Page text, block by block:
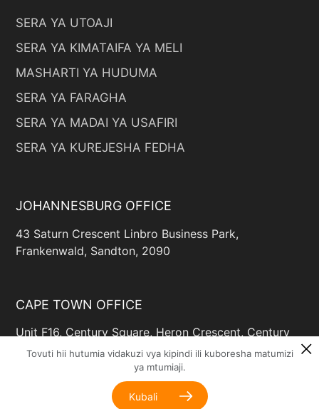
SERA YA UTOAJI
SERA YA KIMATAIFA YA MELI
MASHARTI YA HUDUMA
SERA YA FARAGHA
SERA YA MADAI YA USAFIRI
SERA YA KUREJESHA FEDHA
JOHANNESBURG OFFICE
43 Saturn Crescent Linbro Business Park,
Frankenwald, Sandton, 2090
CAPE TOWN OFFICE
Unit F16, Century Square, Heron Crescent, Century
Way, Century City, Cape Town, 7446
Tovuti hii hutumia vidakuzi vya kipindi ili kuboresha matumizi
ya mtumiaji.
Kubali